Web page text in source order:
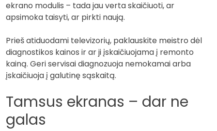
ekrano modulis – tada jau verta skaičiuoti, ar
apsimoka taisyti, ar pirkti naują.
Prieš atiduodami televizorių, paklauskite meistro dėl
diagnostikos kainos ir ar ji įskaičiuojama į remonto
kainą. Geri servisai diagnozuoja nemokamai arba
įskaičiuoja į galutinę sąskaitą.
Tamsus ekranas – dar ne
galas